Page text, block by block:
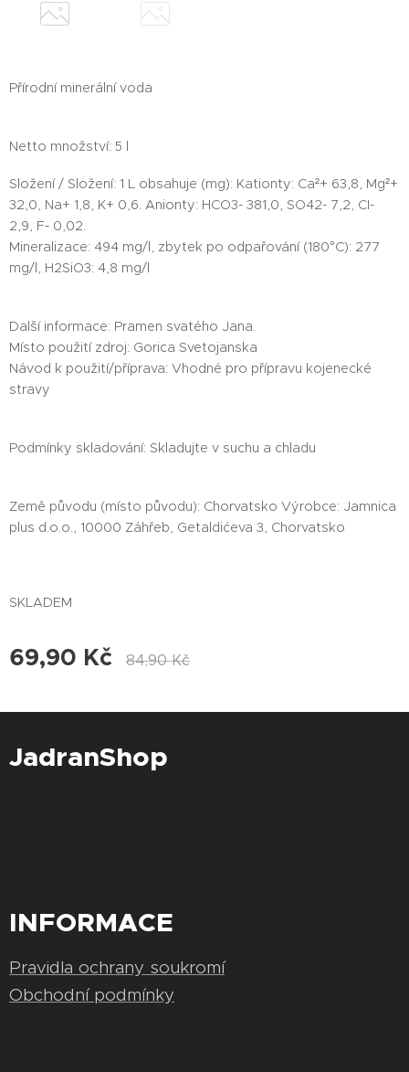
Přírodní minerální voda
Netto množství: 5 l
Složení / Složení: 1 L obsahuje (mg): Kationty: Ca²+ 63,8, Mg²+
32,0, Na+ 1,8, K+ 0,6. Anionty: HCO3- 381,0, SO42- 7,2, CI-
2,9, F- 0,02.
Mineralizace: 494 mg/l, zbytek po odpařování (180°C): 277
mg/l, H2SiO3: 4,8 mg/l
Další informace: Pramen svatého Jana.
Místo použití zdroj: Gorica Svetojanska
Návod k použití/příprava: Vhodné pro přípravu kojenecké
stravy
Podmínky skladování: Skladujte v suchu a chladu
Země původu (místo původu): Chorvatsko Výrobce: Jamnica
plus d.o.o., 10000 Záhřeb, Getaldićeva 3, Chorvatsko
SKLADEM
69,90 Kč 84,90Kč
JadranShop
INFORMACE
Pravidla ochrany soukromí
Obchodní podmínky